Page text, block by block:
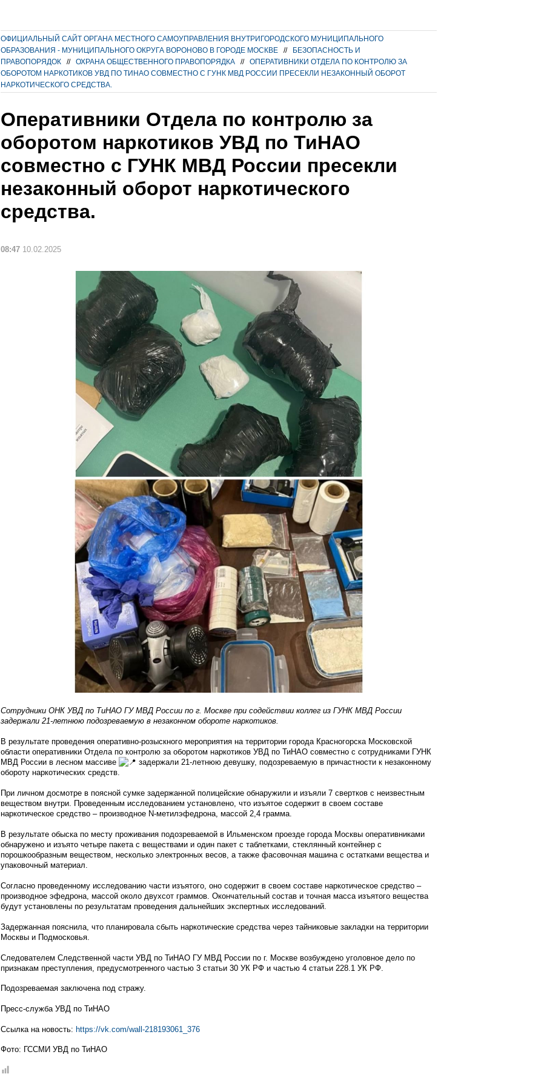
ОФИЦИАЛЬНЫЙ САЙТ ОРГАНА МЕСТНОГО САМОУПРАВЛЕНИЯ ВНУТРИГОРОДСКОГО МУНИЦИПАЛЬНОГО
ОБРАЗОВАНИЯ - МУНИЦИПАЛЬНОГО ОКРУГА ВОРОНОВО В ГОРОДЕ МОСКВЕ
//
БЕЗОПАСНОСТЬ И
ПРАВОПОРЯДОК
// ОХРАНА ОБЩЕСТВЕННОГО ПРАВОПОРЯДКА //
ОПЕРАТИВНИКИ ОТДЕЛА ПО КОНТРОЛЮ ЗА
ОБОРОТОМ НАРКОТИКОВ УВД ПО ТИНАО СОВМЕСТНО С ГУНК МВД РОССИИ ПРЕСЕКЛИ НЕЗАКОННЫЙ ОБОРОТ
НАРКОТИЧЕСКОГО СРЕДСТВА.
Оперативники Отдела по контролю за
оборотом наркотиков УВД по ТиНАО
совместно с ГУНК МВД России пресекли
незаконный оборот наркотического
средства.
08:47 10.02.2025
Сотрудники ОНК УВД по ТиНАО ГУ МВД России по г. Москве при содействии коллег из ГУНК МВД России
задержали 21-летнюю подозреваемую в незаконном обороте наркотиков.
В результате проведения оперативно-розыскного мероприятия на территории города Красногорска Московской
области оперативники Отдела по контролю за оборотом наркотиков УВД по ТиНАО совместно с сотрудниками ГУНК
МВД России в лесном массиве
задержали 21-летнюю девушку, подозреваемую в причастности к незаконному
обороту наркотических средств.
При личном досмотре в поясной сумке задержанной полицейские обнаружили и изъяли 7 свертков с неизвестным
веществом внутри. Проведенным исследованием установлено, что изъятое содержит в своем составе
наркотическое средство – производное N-метилэфедрона, массой 2,4 грамма.
В результате обыска по месту проживания подозреваемой в Ильменском проезде города Москвы оперативниками
обнаружено и изъято четыре пакета с веществами и один пакет с таблетками, стеклянный контейнер с
порошкообразным веществом, несколько электронных весов, а также фасовочная машина с остатками вещества и
упаковочный материал.
Согласно проведенному исследованию части изъятого, оно содержит в своем составе наркотическое средство –
производное эфедрона, массой около двухсот граммов. Окончательный состав и точная масса изъятого вещества
будут установлены по результатам проведения дальнейших экспертных исследований.
Задержанная пояснила, что планировала сбыть наркотические средства через тайниковые закладки на территории
Москвы и Подмосковья.
Следователем Следственной части УВД по ТиНАО ГУ МВД России по г. Москве возбуждено уголовное дело по
признакам преступления, предусмотренного частью 3 статьи 30 УК РФ и частью 4 статьи 228.1 УК РФ.
Подозреваемая заключена под стражу.
Пресс-служба УВД по ТиНАО
Ссылка на новость: https://vk.com/wall-218193061_376
Фото: ГССМИ УВД по ТиНАО